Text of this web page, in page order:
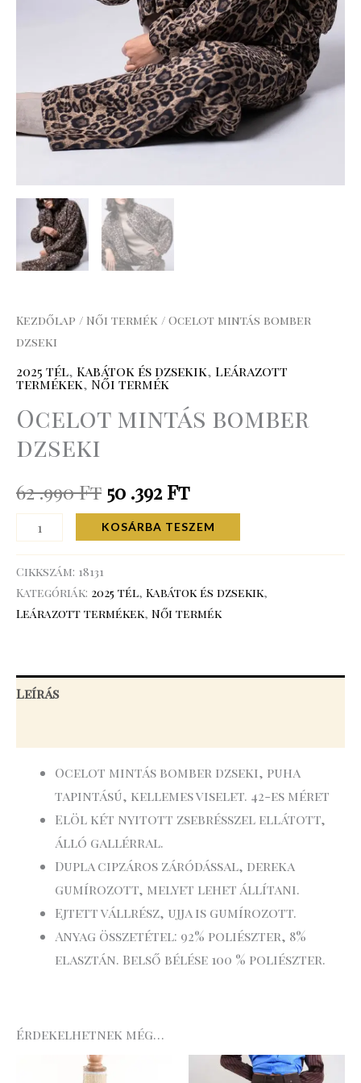
Kezdőlap / Női termék / Ocelot mintás bomber
dzseki
2025 tél, Kabátok és dzsekik, Leárazott
termékek, Női termék
Ocelot mintás bomber
dzseki
62 .990Ft 50 .392 Ft
KOSÁRBA TESZEM
Cikkszám: 18131
Kategóriák: 2025 tél, Kabátok és dzsekik,
Leárazott termékek, Női termék
Leírás
Ocelot mintás bomber dzseki, puha
tapintású, kellemes viselet. 42-es méret
Elöl két nyitott zsebrésszel ellátott,
álló gallérral.
Dupla cipzáros záródással, dereka
gumírozott, melyet lehet állítani.
Ejtett vállrész, ujja is gumírozott.
Anyag összetétel: 92% poliészter, 8%
elasztán. Belső bélése 100 % poliészter.
Érdekelhetnek még…